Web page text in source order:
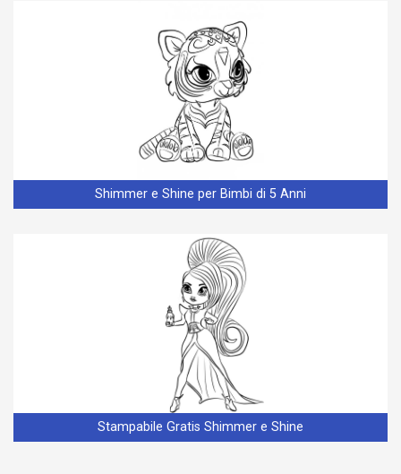
Shimmer e Shine per Bimbi di 5 Anni
Stampabile Gratis Shimmer e Shine